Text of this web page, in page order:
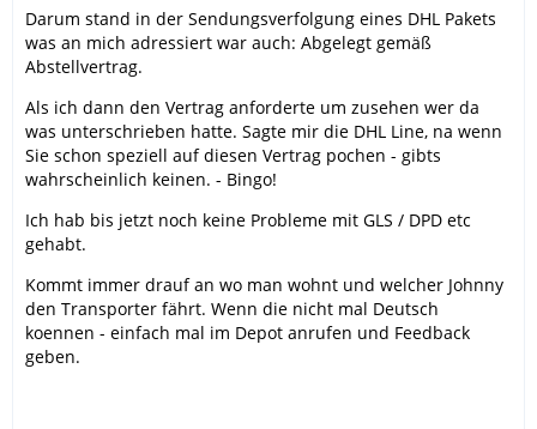
Darum stand in der Sendungsverfolgung eines DHL Pakets
was an mich adressiert war auch: Abgelegt gemäß
Abstellvertrag.
Als ich dann den Vertrag anforderte um zusehen wer da
was unterschrieben hatte. Sagte mir die DHL Line, na wenn
Sie schon speziell auf diesen Vertrag pochen - gibts
wahrscheinlich keinen. - Bingo!
Ich hab bis jetzt noch keine Probleme mit GLS / DPD etc
gehabt.
Kommt immer drauf an wo man wohnt und welcher Johnny
den Transporter fährt. Wenn die nicht mal Deutsch
koennen - einfach mal im Depot anrufen und Feedback
geben.